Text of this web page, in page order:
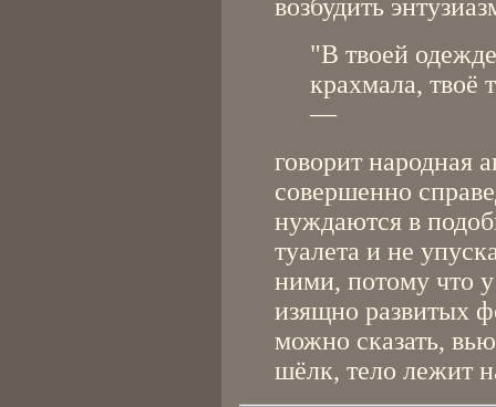
возбудить
"В твоей
крахмала, твоё
—
говорит народная
совершенно
нуждаются в
туалета и не
ними, потому что
изящно развитых
можно сказать,
шёлк, тело лежит